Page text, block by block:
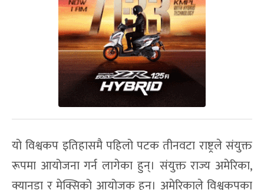
यो विश्वकप इतिहासमै पहिलो पटक तीनवटा राष्ट्रले संयुक्त
रूपमा आयोजना गर्न लागेका हुन्। संयुक्त राज्य अमेरिका,
क्यानडा र मेक्सिको आयोजक हुन्। अमेरिकाले विश्वकपका